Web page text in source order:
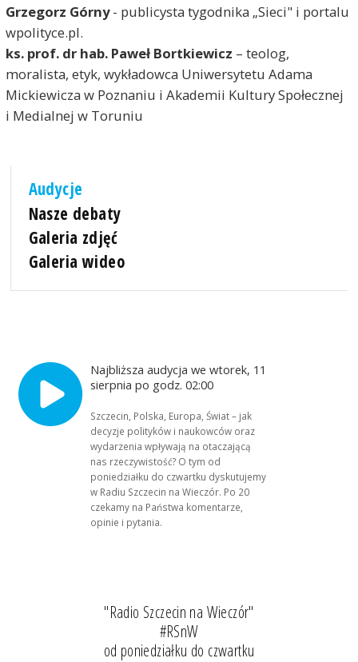
Grzegorz Górny- publicysta tygodnika „Sieci" i portalu
wpolityce.pl.
ks. prof. dr hab. Paweł Bortkiewicz – teolog,
moralista, etyk, wykładowca Uniwersytetu Adama
Mickiewicza w Poznaniu i Akademii Kultury Społecznej
i Medialnej w Toruniu
Audycje
Nasze debaty
Galeria zdjęć
Galeria wideo
Najbliższa audycja we wtorek, 11
sierpnia po godz. 02:00
Szczecin, Polska, Europa, Świat – jak
decyzje polityków i naukowców oraz
wydarzenia wpływają na otaczającą
nas rzeczywistość? O tym od
poniedziałku do czwartku dyskutujemy
w Radiu Szczecin na Wieczór. Po 20
czekamy na Państwa komentarze,
opinie i pytania.
"Radio Szczecin na Wieczór"
#RSnW
od poniedziałku do czwartku